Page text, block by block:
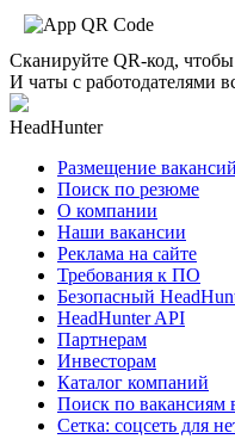
Сканируйте QR-код,
И чаты с работодателями
HeadHunter
Размещение вакансий
Поиск по резюме
О компании
Наши вакансии
Реклама на сайте
Требования к ПО
Безопасный
HeadHunter API
Партнерам
Инвесторам
Каталог компаний
Поиск по вакансиям
Сетка: соцсеть для